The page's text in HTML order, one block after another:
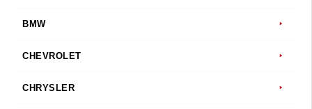
BMW
CHEVROLET
CHRYSLER